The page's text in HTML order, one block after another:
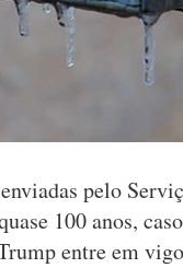
pelo
100 anos,
entre em